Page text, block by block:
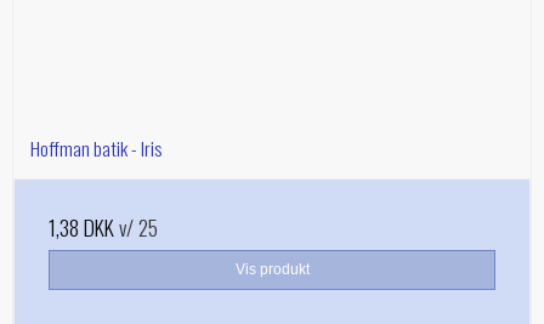
Hoffman batik - Iris
1,38 DKKv/ 25
Vis produkt